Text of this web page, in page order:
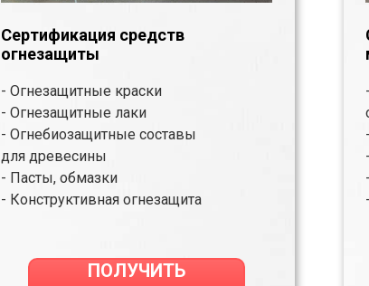
ПОЛУЧИТЬ
Сертификация средств
огнезащиты
- Огнезащитные краски
- Огнезащитные лаки
- Огнебиозащитные составы
для древесины
- Пасты, обмазки
- Конструктивная огнезащита